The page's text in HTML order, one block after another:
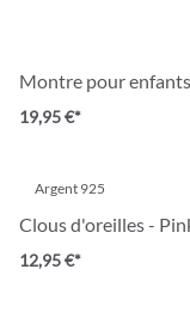
Montre pour
19,95 €*
Argent 925
Clous d'oreilles -
12,95 €*